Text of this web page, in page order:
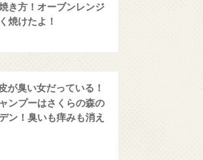
き方！オーブンレンジ
焼けたよ！
が臭い女だっている！
ンプーはさくらの森の
ン！臭いも痒みも消え